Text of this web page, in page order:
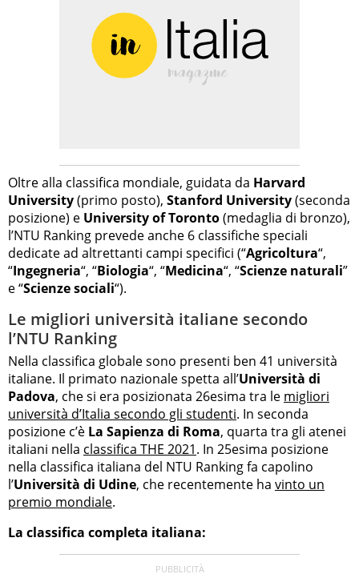
Oltre alla classifica mondiale, guidata da Harvard
University(primo posto), Stanford University(seconda
posizione) e University of Toronto(medaglia di bronzo),
l’NTU Ranking prevede anche 6 classifiche speciali
dedicate ad altrettanti campi specifici (“Agricoltura“,
“Ingegneria“, “Biologia“, “Medicina“, “Scienze naturali”
e “Scienze sociali“).
Le migliori università italiane secondo
l’NTU Ranking
Nella classifica globale sono presenti ben 41 università
italiane. Il primato nazionale spetta all’Università di
Padova, che si era posizionata 26esima tra le migliori
università d’Italia secondo gli studenti. In seconda
posizione c’è La Sapienza di Roma, quarta tra gli atenei
italiani nella classifica THE 2021. In 25esima posizione
nella classifica italiana del NTU Ranking fa capolino
l’Università di Udine, che recentemente ha vinto un
premio mondiale.
La classifica completa italiana: